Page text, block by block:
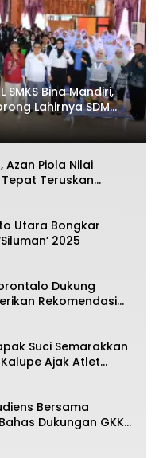
SMKS Bina Mandiri,
Lahirnya SDM
Azan Piola Nilai
Teruskan
Bolango
Utara Bongkar
2025
Dukung
Rekomendasi
Suci Semarakkan
Ajak Atlet
Diri
Bersama
Dukungan GKK